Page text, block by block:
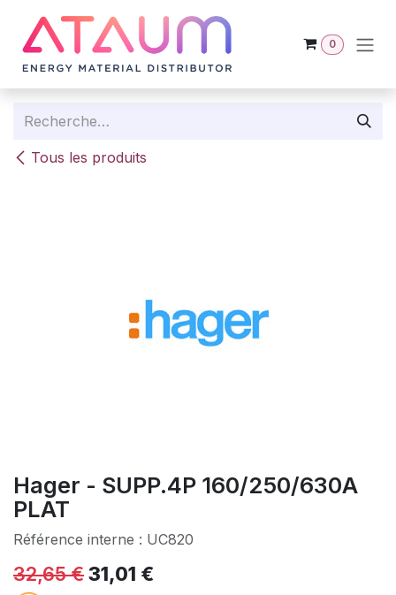
0
Tous les produits
Hager - SUPP.4P 160/250/630A
PLAT
Référence interne : UC820
32,65€31,01 €